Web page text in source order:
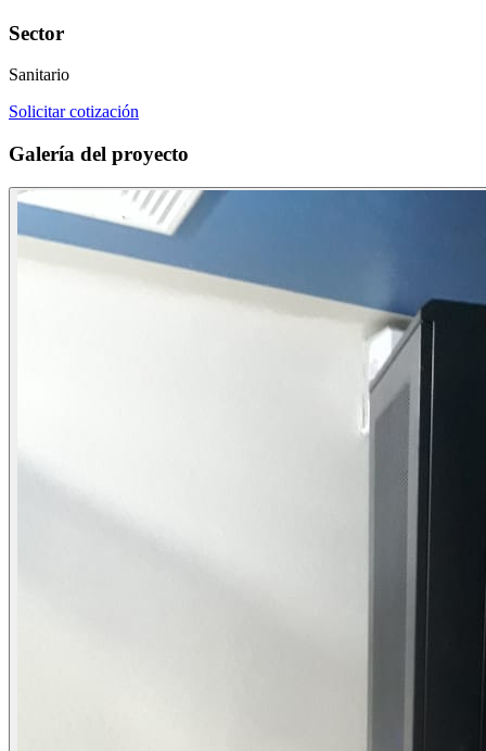
Sector
Sanitario
Solicitar cotización
Galería del proyecto